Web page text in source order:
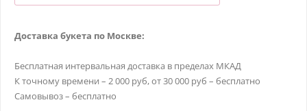
Доставка букета по Москве:
Бесплатная интервальная доставка в пределах МКАД
К точному времени – 2 000 руб, от 30 000 руб – бесплатно
Самовывоз – бесплатно